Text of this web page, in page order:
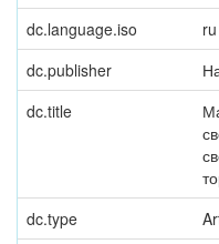
dc.language.iso
ru
dc.publisher
dc.title
dc.type